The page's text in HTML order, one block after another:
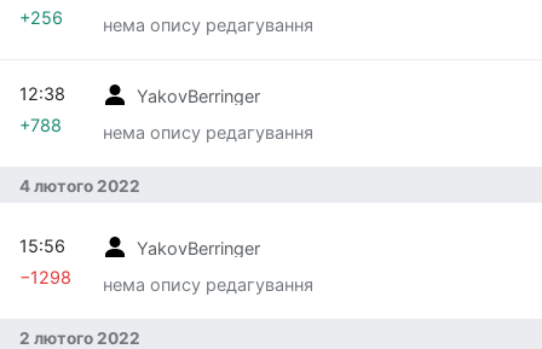
нема опису редагування
+256
YakovBerringer
нема опису редагування
12:38
+788
4 лютого 2022
YakovBerringer
нема опису редагування
15:56
−1298
2 лютого 2022